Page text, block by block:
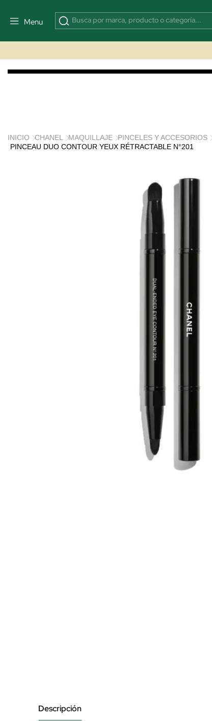
Menu
INICIO CHANEL MAQUILLAJE PINCELES Y ACCESORIOS
PINCEAU DUO CONTOUR YEUX RÉTRACTABLE N°201
Descripción